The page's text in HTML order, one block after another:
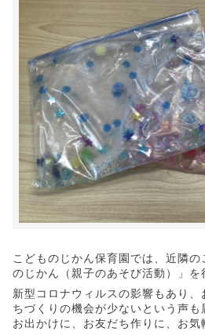
こどものじかん保育園では、近隣の
のじかん（親子のあそび活動）」を
新型コロナウィルスの影響もあり
ちづくりの機会が少ないという声
お出かけに、お友だち作りに、お気